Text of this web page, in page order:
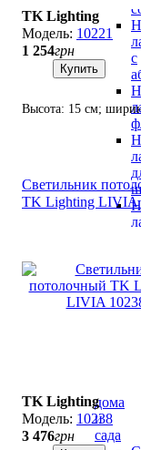
с
дома
и
сада
TK Lighting
10221
1 254грн
Купить
Высота: 15 см;
см; лампа: 1 х GU10
Светильник
TK Lighting LIVIA
TK Lighting
10238
3 476грн